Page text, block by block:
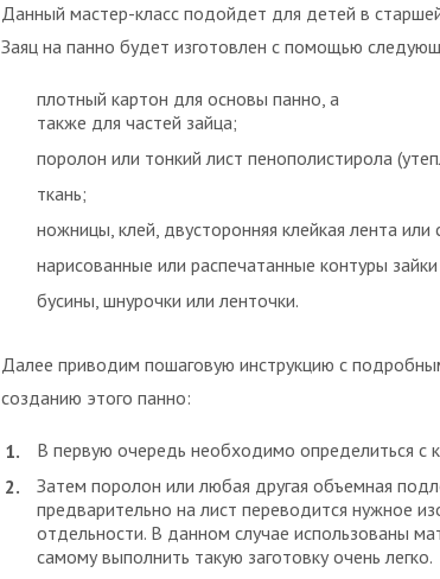
Данный мастер-класс подойдет для детей в
Заяц на панно будет изготовлен с помощью
плотный картон для основы панно, а
также для частей зайца;
поролон или тонкий лист пенополистирола
ткань;
ножницы, клей, двусторонняя клейкая лента или
нарисованные или распечатанные контуры
бусины, шнурочки или ленточки.
Далее приводим пошаговую инструкцию с
созданию этого панно:
В первую очередь необходимо определиться с
Затем поролон или любая другая объемная
предварительно на лист переводится нужное
отдельности. В данном случае использованы
самому выполнить такую заготовку очень легко.